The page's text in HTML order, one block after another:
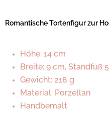
Romantische Tortenfigur zur
Höhe: 14 cm
Breite: 9 cm, Standfuß
Gewicht: 218 g
Material: Porzellan
Handbemalt